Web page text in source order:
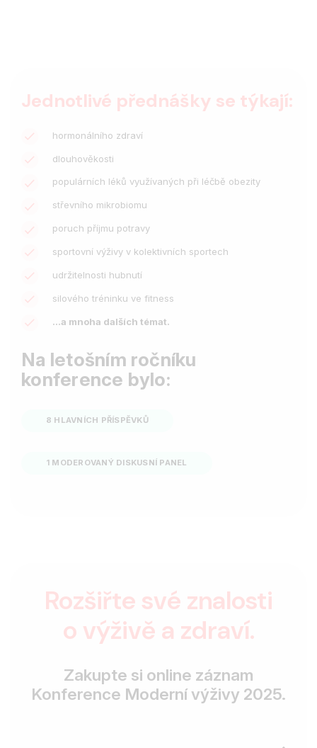
Jednotlivé přednášky se týkají:
hormonálního zdraví
dlouhověkosti
populárních léků využívaných při léčbě obezity
střevního mikrobiomu
poruch příjmu potravy
sportovní výživy v kolektivních sportech
udržitelnosti hubnutí
silového tréninku ve fitness
…a mnoha dalších témat.
Na letošním ročníku
konference bylo:
8 HLAVNÍCH PŘÍSPĚVKŮ
1 MODEROVANÝ DISKUSNÍ PANEL
Rozšiřte své znalosti
o výživě a zdraví.
Zakupte si online záznam
Konference Moderní výživy 2025.